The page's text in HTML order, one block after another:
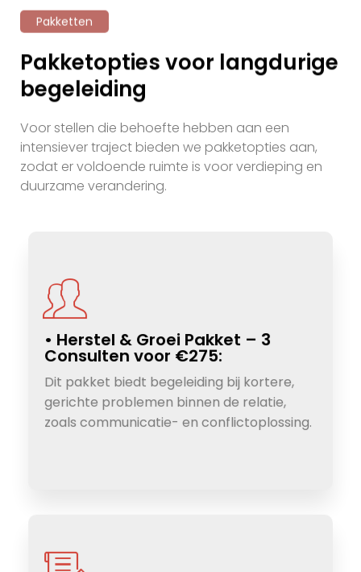
Pakketten
Pakketopties voor langdurige
begeleiding
Voor stellen die behoefte hebben aan een
intensiever traject bieden we pakketopties aan,
zodat er voldoende ruimte is voor verdieping en
duurzame verandering.
• Herstel & Groei Pakket – 3
Consulten voor €275:
Dit pakket biedt begeleiding bij kortere,
gerichte problemen binnen de relatie,
zoals communicatie- en conflictoplossing.